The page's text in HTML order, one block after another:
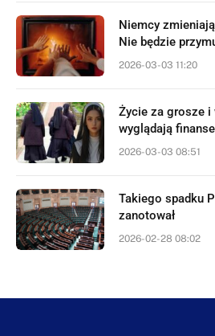
Niemcy
Nie będzie
2026-03-03 11:20
Życie za grosze i
wyglądają
2026-03-03 08:51
Takiego spadku
zanotował
2026-02-28 08:02